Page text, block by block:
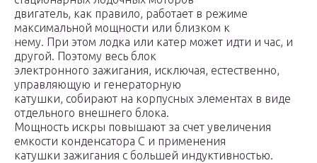
двигатель, как правило, работает в режиме
максимальной мощности или близком к
нему. При этом лодка или катер может идти и час, и
другой. Поэтому весь блок
электронного зажигания, исключая, естественно,
управляющую и генераторную
катушки, собирают на корпусных элементах в виде
отдельного внешнего блока.
Мощность искры повышают за счет увеличения
емкости конденсатора С и применения
катушки зажигания с большей индуктивностью.